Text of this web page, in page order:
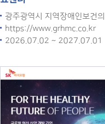
광주광역시 지역장애인보건
https://www.grhmc.co.kr
2026.07.02 ~ 2027.07.01